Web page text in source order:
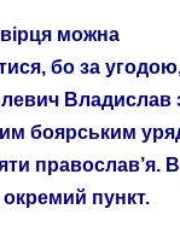
можна
бо за
Владислав
боярським
православ’я. В
пункт.